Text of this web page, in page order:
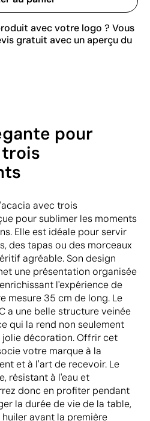
avec votre logo ? Vous
gratuit avec un aperçu du
pour
avec trois
pour sublimer les moments
Elle est idéale pour servir
des tapas ou des morceaux
agréable. Son design
une présentation organisée
l'expérience de
mesure 35 cm de long. Le
a une belle structure veinée
qui la rend non seulement
jolie décoration. Offrir cet
votre marque à la
et à l'art de recevoir. Le
résistant à l'eau et
donc en profiter pendant
la durée de vie de la table,
avant la première